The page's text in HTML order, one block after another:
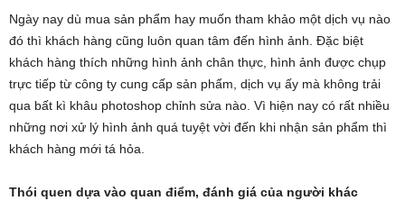
Ngày nay dù mua sản phẩm hay muốn tham khảo một dịch vụ nào
đó thì khách hàng cũng luôn quan tâm đến hình ảnh. Đặc biệt
khách hàng thích những hình ảnh chân thực, hình ảnh được chụp
trực tiếp từ công ty cung cấp sản phẩm, dịch vụ ấy mà không trải
qua bất kì khâu photoshop chỉnh sửa nào. Vì hiện nay có rất nhiều
những nơi xử lý hình ảnh quá tuyệt vời đến khi nhận sản phẩm thì
khách hàng mới tá hỏa.
Thói quen dựa vào quan điểm, đánh giá của người khác